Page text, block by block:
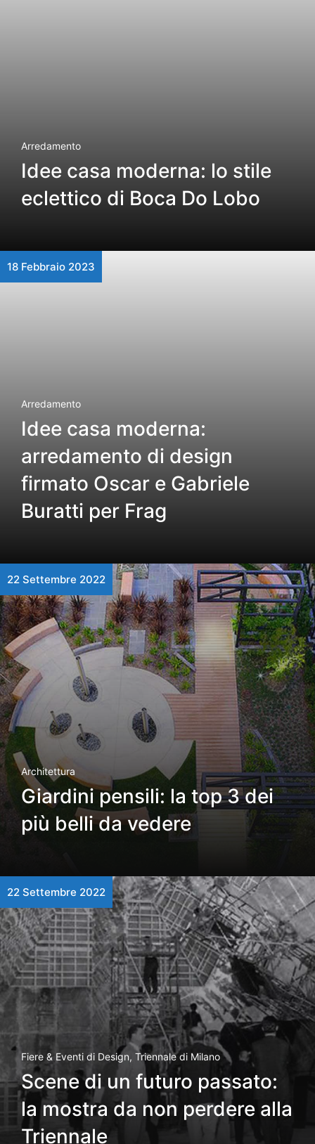
Arredamento
Idee casa moderna: lo stile
eclettico di Boca Do Lobo
18 Febbraio 2023
Arredamento
Idee casa moderna:
arredamento di design
firmato Oscar e Gabriele
Buratti per Frag
22 Settembre 2022
Architettura
Giardini pensili: la top 3 dei
più belli da vedere
22 Settembre 2022
Fiere & Eventi di Design, Triennale di Milano
Scene di un futuro passato:
la mostra da non perdere alla
Triennale